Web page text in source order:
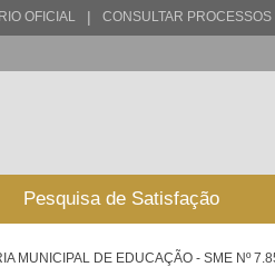
OFICIAL | CONSULTAR PROCESSOS
Pesquisa de Satisfação
MUNICIPAL DE EDUCAÇÃO - SME Nº